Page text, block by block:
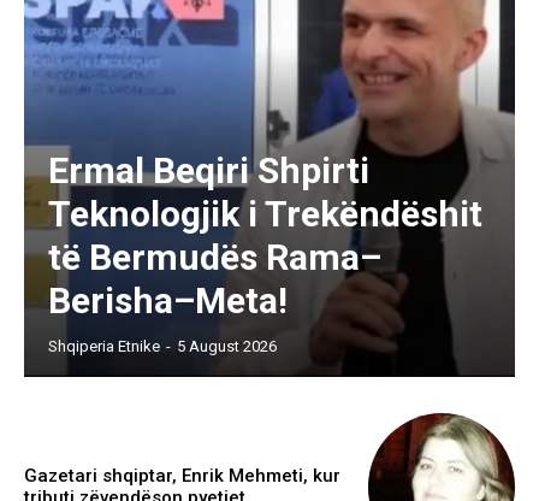
Ermal Beqiri Shpirti
Teknologjik i Trekëndëshit
të Bermudës Rama–
Berisha–Meta!
Shqiperia Etnike - 5 August 2026
Gazetari shqiptar, Enrik Mehmeti, kur